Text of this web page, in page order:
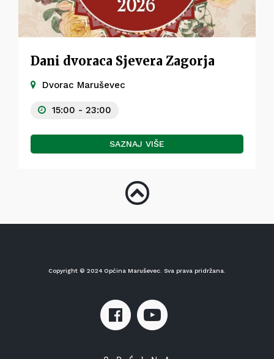
Dani dvoraca Sjevera Zagorja
Dvorac Maruševec
15:00 - 23:00
SAZNAJ VIŠE
Copyright © 2024 Općina Maruševec. Sva prava pridržana.